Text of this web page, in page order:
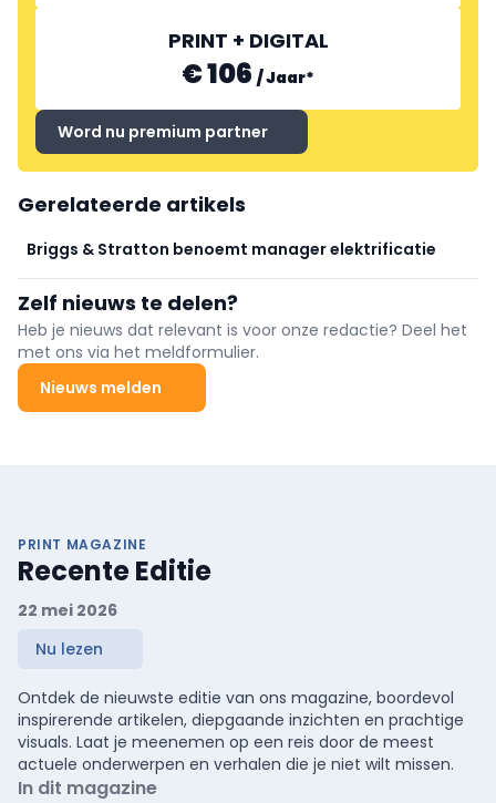
PRINT + DIGITAL
€ 106 /Jaar*
Word nu premium partner
Gerelateerde artikels
Briggs & Stratton benoemt manager elektrificatie
Zelf nieuws te delen?
Heb je nieuws dat relevant is voor onze redactie? Deel het
met ons via het meldformulier.
Nieuws melden
PRINT MAGAZINE
Recente Editie
22 mei 2026
Nu lezen
Ontdek de nieuwste editie van ons magazine, boordevol
inspirerende artikelen, diepgaande inzichten en prachtige
visuals. Laat je meenemen op een reis door de meest
actuele onderwerpen en verhalen die je niet wilt missen.
In dit magazine